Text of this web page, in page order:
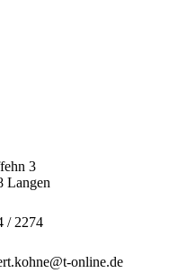
3
Langen
/ 2274
online.de